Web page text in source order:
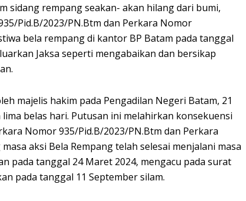
sidang rempang seakan- akan hilang dari bumi,
Pid.B/2023/PN.Btm dan Perkara Nomor
bela rempang di kantor BP Batam pada tanggal
Jaksa seperti mengabaikan dan bersikap
majelis hakim pada Pengadilan Negeri Batam, 21
belas hari. Putusan ini melahirkan konsekuensi
Nomor 935/Pid.B/2023/PN.Btm dan Perkara
aksi Bela Rempang telah selesai menjalani masa
pada tanggal 24 Maret 2024, mengacu pada surat
pada tanggal 11 September silam.